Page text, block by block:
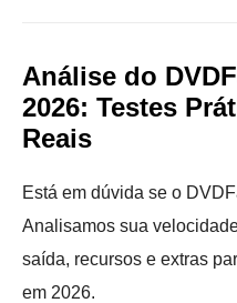
Análise do
2026: Testes
Reais
Está em dúvida se o
Analisamos sua
saída, recursos e extras
em 2026.